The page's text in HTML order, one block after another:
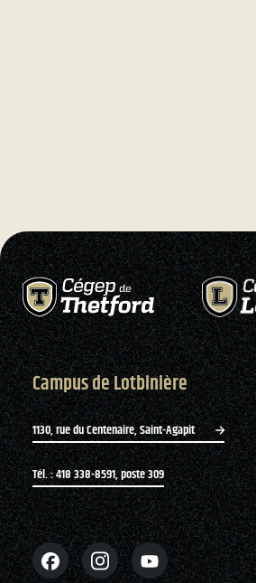
Campus de Lotbinière
1130, rue du Centenaire, Saint-Agapit
Tél. : 418 338-8591, poste 309